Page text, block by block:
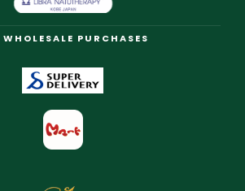
WHOLESALE PURCHASES